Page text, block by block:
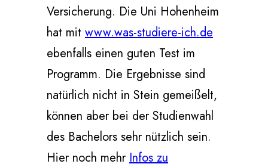
Versicherung. Die Uni Hohenheim
hat mit www.was-studiere-ich.de
ebenfalls einen guten Test im
Programm. Die Ergebnisse sind
natürlich nicht in Stein gemeißelt,
können aber bei der Studienwahl
des Bachelors sehr nützlich sein.
Hier noch mehr Infos zu